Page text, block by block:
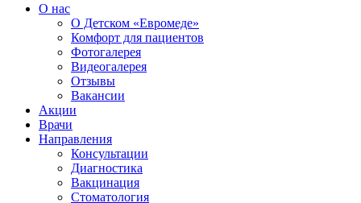
О нас
О Детском «Евромеде»
Комфорт для пациентов
Фотогалерея
Видеогалерея
Отзывы
Вакансии
Акции
Врачи
Направления
Консультации
Диагностика
Вакцинация
Стоматология